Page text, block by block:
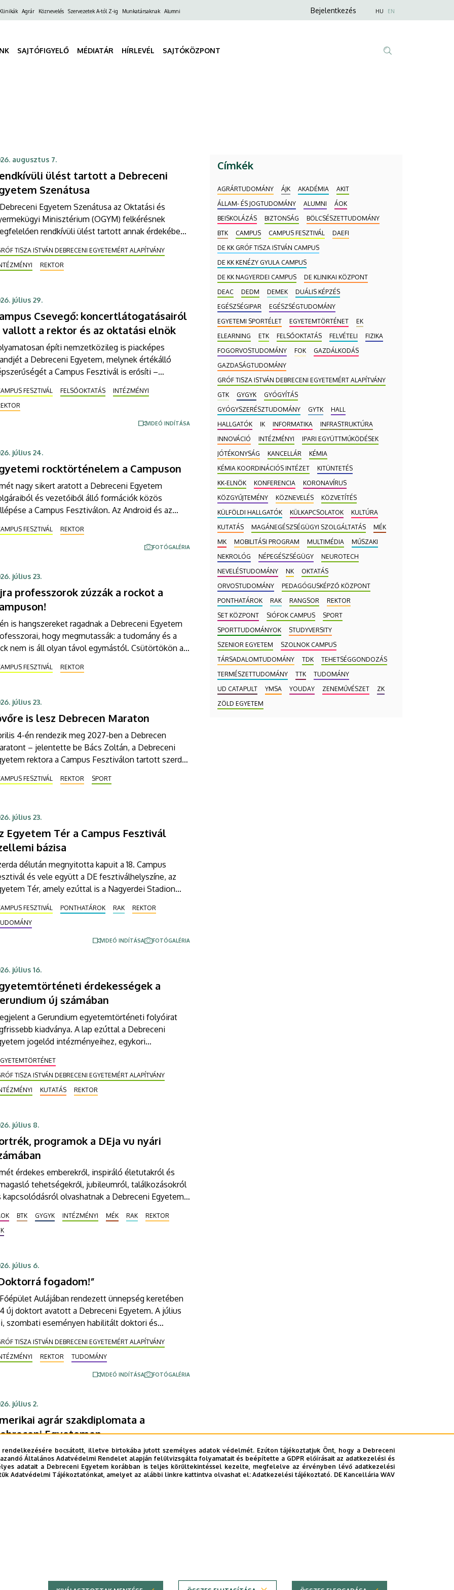
Klinikák Agrár Köznevelés Szervezetek A-tól Z-ig Munkatársaknak Alumni
Anonim
Bejelentkezés HU EN
SAJTÓFIGYELŐ MÉDIATÁR HÍRLEVÉL SAJTÓKÖZPONT
augusztus 7.
ülést tartott a Debreceni
Szenátusa
Egyetem Szenátusa az Oktatási és
Minisztérium (OGYM) felkérésnek
rendkívüli ülést tartott annak érdekében,
kurátori pályázatokat rangsorolja,
megállapítsa az egyetem által delegált FB
TISZA ISTVÁN DEBRECENI EGYETEMÉRT ALAPÍTVÁNY
REKTOR
július 29.
Csevegő: koncertlátogatásairól
vallott a rektor és az oktatási elnök
építi nemzetközileg is piacképes
a Debreceni Egyetem, melynek értékálló
a Campus Fesztivál is erősíti –
elnökkel a Campus TV
mutatta be az intézményt.
egyetemi vezetők azt is elárulták, mitől annyira
FESZTIVÁL FELSŐOKTATÁS
INTÉZMÉNYI
VIDEÓ INDÍTÁSA
július 24.
rocktörténelem a Campuson
nagy sikert aratott a Debreceni Egyetem
és vezetőiből álló formációk közös
a Campus Fesztiválon. Az Android és az
is felcsendültek a Soproni Tehetség
ahol még a rektor is mikrofont ragadott.
FESZTIVÁL REKTOR
FOTÓGALÉRIA
július 23.
professzorok zúzzák a rockot a
is hangszereket ragadnak a Debreceni Egyetem
hogy megmutassák: a tudomány és a
nem is áll olyan távol egymástól. Csütörtökön az
be az estét a Campus Fesztivál Soproni
mellett vadonatúj feldolgozásokkal is
a közönséget.
FESZTIVÁL REKTOR
július 23.
is lesz Debrecen Maraton
4-én rendezik meg 2027-ben a Debrecen
– jelentette be Bács Zoltán, a Debreceni
rektora a Campus Fesztiválon tartott szerdai
ünnep, amelyen sportolók és lelkes
FESZTIVÁL REKTOR SPORT
július 23.
Egyetem Tér a Campus Fesztivál
bázisa
délután megnyitotta kapuit a 18. Campus
és vele együtt a DE fesztiválhelyszíne, az
Tér, amely ezúttal is a Nagyerdei Stadion
a karok és az egyetem más egységei
programokkal készülnek a látogatók
FESZTIVÁL PONTHATÁROK RAK
REKTOR
VIDEÓ INDÍTÁSA FOTÓGALÉRIA
július 16.
érdekességek a
új számában
a Gerundium egyetemtörténeti folyóirat
kiadványa. A lap ezúttal a Debreceni
jogelőd intézményeihez, egykori
mellett az integráció 25 éves
a Református Kollégium kántusáról,
a felsőoktatás ókortól datálódó történetéről
TISZA ISTVÁN DEBRECENI EGYETEMÉRT ALAPÍTVÁNY
KUTATÁS REKTOR
július 8.
programok a DEja vu nyári
érdekes emberekről, inspiráló életutakról és
tehetségekről, jubileumról, találkozásokról
kapcsolódásról olvashatnak a Debreceni Egyetem
Az újság programokat is kínál, hiszen az
minden jelenlegi és egykori polgárát várja a
BTK GYGYK INTÉZMÉNYI MÉK RAK
REKTOR
július 6.
fogadom!”
Aulájában rendezett ünnepség keretében
új doktort avatott a Debreceni Egyetem. A július
szombati eseményen habilitált doktori és
Debreceni Egyetemért Alapítvány Kiválósági
Ösztöndíjait is átadtak.
TISZA ISTVÁN DEBRECENI EGYETEMÉRT ALAPÍTVÁNY
REKTOR TUDOMÁNY
VIDEÓ INDÍTÁSA FOTÓGALÉRIA
július 2.
agrár szakdiplomata a
Egyetemen
agrárpiac folyamatairól, az Európai Unió és
Egyesült Államok gazdasági kapcsolatainak
valamint az EU-USA agrárkereskedelem
Címkék
AGRÁRTUDOMÁNY ÁJK AKADÉMIA
AKIT
ÁLLAM- ÉS JOGTUDOMÁNY
ALUMNI
ÁOK
BEISKOLÁZÁS
BIZTONSÁG
BÖLCSÉSZETTUDOMÁNY
BTK
CAMPUS CAMPUS FESZTIVÁL
DAEFI
DE KK GRÓF TISZA ISTVÁN CAMPUS
DE KK KENÉZY GYULA CAMPUS
DE KK NAGYERDEI CAMPUS
DE KLINIKAI KÖZPONT
DEAC
DEDM DEMEK
DUÁLIS KÉPZÉS
EGÉSZSÉGIPAR
EGÉSZSÉGTUDOMÁNY
EGYETEMI SPORTÉLET
EGYETEMTÖRTÉNET
EK
ELEARNING
ETK FELSŐOKTATÁS FELVÉTELI
FIZIKA
FOGORVOSTUDOMÁNY
FOK
GAZDÁLKODÁS
GAZDASÁGTUDOMÁNY
GRÓF TISZA ISTVÁN DEBRECENI EGYETEMÉRT ALAPÍTVÁNY
GTK
GYGYK
GYÓGYÍTÁS
GYÓGYSZERÉSZTUDOMÁNY
GYTK
HALL
HALLGATÓK
IK INFORMATIKA
INFRASTRUKTÚRA
INNOVÁCIÓ
INTÉZMÉNYI
IPARI EGYÜTTMŰKÖDÉSEK
JÓTÉKONYSÁG
KANCELLÁR
KÉMIA
KÉMIA KOORDINÁCIÓS INTÉZET
KITÜNTETÉS
KK-ELNÖK
KONFERENCIA
KORONAVÍRUS
KÖZGYŰJTEMÉNY
KÖZNEVELÉS
KÖZVETÍTÉS
KÜLFÖLDI HALLGATÓK
KÜLKAPCSOLATOK
KULTÚRA
KUTATÁS
MAGÁNEGÉSZSÉGÜGYI SZOLGÁLTATÁS
MÉK
MK
MOBILITÁSI PROGRAM MULTIMÉDIA
MŰSZAKI
NEKROLÓG
NÉPEGÉSZSÉGÜGY
NEUROTECH
NEVELÉSTUDOMÁNY
NK
OKTATÁS
ORVOSTUDOMÁNY
PEDAGÓGUSKÉPZŐ KÖZPONT
PONTHATÁROK
RAK RANGSOR
REKTOR
SET KÖZPONT
SIÓFOK CAMPUS
SPORT
SPORTTUDOMÁNYOK
STUDYVERSITY
SZENIOR EGYETEM
SZOLNOK CAMPUS
TÁRSADALOMTUDOMÁNY
TDK
TEHETSÉGGONDOZÁS
TERMÉSZETTUDOMÁNY
TTK
TUDOMÁNY
UD CATAPULT
YMSA YOUDAY ZENEMŰVÉSZET
ZK
ZÖLD EGYETEM
bocsátott, illetve birtokába jutott személyes adatok védelmét. Ezúton tájékoztatjuk Önt, hogy a Debreceni
Általános Adatvédelmi Rendelet alapján felülvizsgálta folyamatait és beépítette a GDPR előírásait az adatkezelési és
adatait a Debreceni Egyetem korábban is teljes körültekintéssel kezelte, megfelelve az érvényben lévő adatkezelési
Adatvédelmi Tájékoztatónkat, amelyet az alábbi linkre kattintva olvashat el:Adatkezelési tájékoztató. DE Kancellária WAV